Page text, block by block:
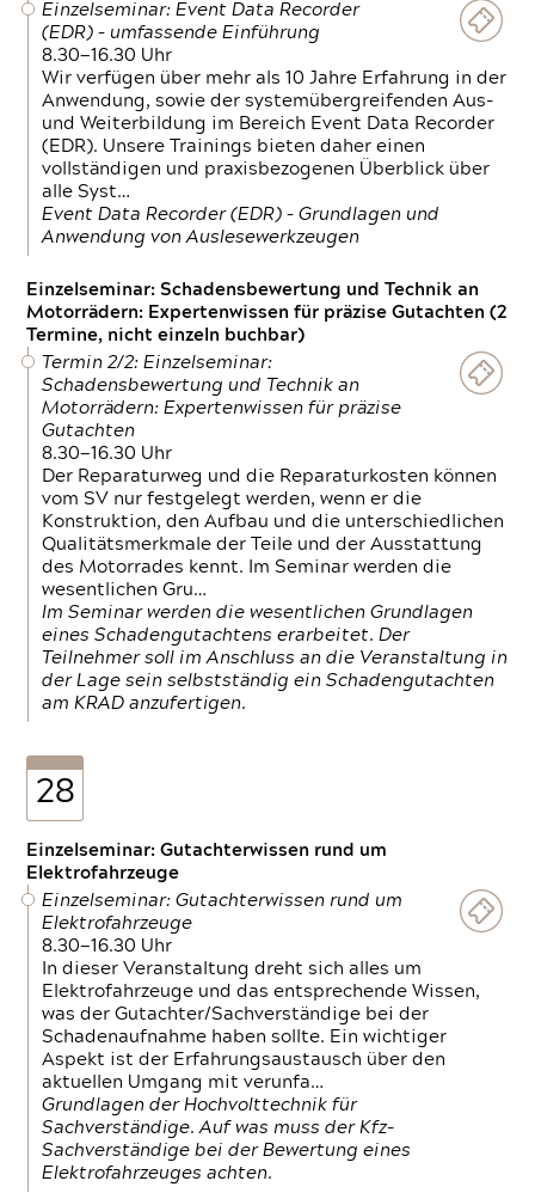
Einzelseminar: Event Data Recorder
(EDR) – umfassende Einführung
8.30—16.30 Uhr
Wir verfügen über mehr als 10 Jahre Erfahrung in der
Anwendung, sowie der systemübergreifenden Aus-
und Weiterbildung im Bereich Event Data Recorder
(EDR). Unsere Trainings bieten daher einen
vollständigen und praxisbezogenen Überblick über
alle Syst…
Event Data Recorder (EDR) – Grundlagen und
Anwendung von Auslesewerkzeugen
Einzelseminar: Schadensbewertung und Technik an
Motorrädern: Expertenwissen für präzise Gutachten (2
Termine, nicht einzeln buchbar)
Termin 2/2: Einzelseminar:
Schadensbewertung und Technik an
Motorrädern: Expertenwissen für präzise
Gutachten
8.30—16.30 Uhr
Der Reparaturweg und die Reparaturkosten können
vom SV nur festgelegt werden, wenn er die
Konstruktion, den Aufbau und die unterschiedlichen
Qualitätsmerkmale der Teile und der Ausstattung
des Motorrades kennt. Im Seminar werden die
wesentlichen Gru…
Im Seminar werden die wesentlichen Grundlagen
eines Schadengutachtens erarbeitet. Der
Teilnehmer soll im Anschluss an die Veranstaltung in
der Lage sein selbstständig ein Schadengutachten
am KRAD anzufertigen.
28
Einzelseminar: Gutachterwissen rund um
Elektrofahrzeuge
Einzelseminar: Gutachterwissen rund um
Elektrofahrzeuge
8.30—16.30 Uhr
In dieser Veranstaltung dreht sich alles um
Elektrofahrzeuge und das entsprechende Wissen,
was der Gutachter/Sachverständige bei der
Schadenaufnahme haben sollte. Ein wichtiger
Aspekt ist der Erfahrungsaustausch über den
aktuellen Umgang mit verunfa…
Grundlagen der Hochvolttechnik für
Sachverständige. Auf was muss der Kfz-
Sachverständige bei der Bewertung eines
Elektrofahrzeuges achten.